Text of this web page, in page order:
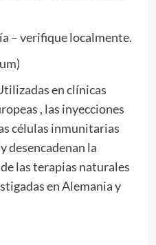
– verifique localmente.
en clínicas
, las inyecciones
células inmunitarias
desencadenan la
las terapias naturales
en Alemania y